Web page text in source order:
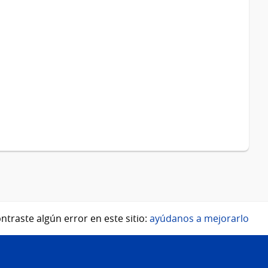
algún error en este sitio: ayúdanos a mejorarlo